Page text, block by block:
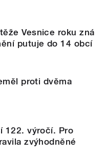
Vesnice roku zná
putuje do 14 obcí
proti dvěma
122. výročí. Pro
zvýhodněné